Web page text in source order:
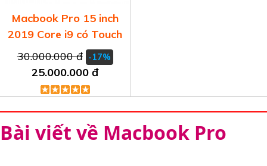
Macbook Pro 15 inch
2019 Core i9 có Touch
Bar
30.000.000 đ -17%
25.000.000 đ
Bài viết về Macbook Pro